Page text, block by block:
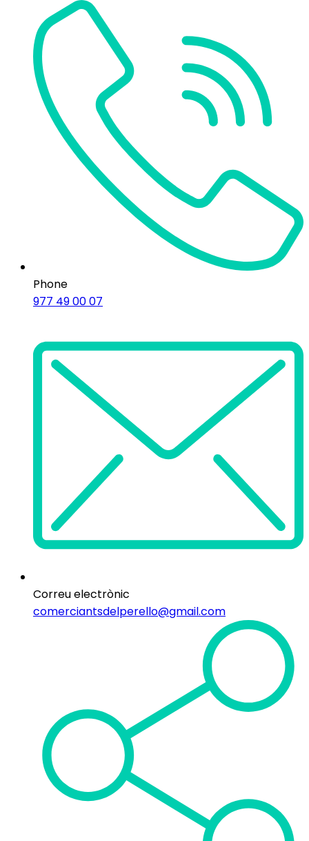
Phone
977 49 00 07
Correu electrònic
comerciantsdelperello@gmail.com